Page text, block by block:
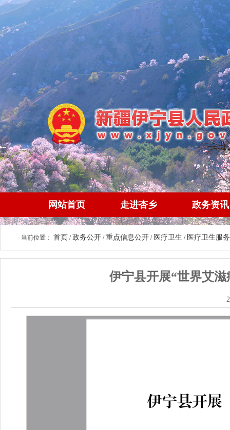
网站首页 走进杏乡 政务资讯
当前位置： 首页 /政务公开 /重点信息公开 / 医疗卫生 / 医疗卫生服务
伊宁县开展“世界艾